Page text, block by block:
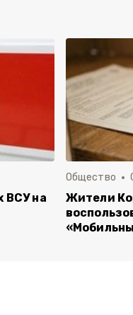
ВСУ на
Общество
Жители